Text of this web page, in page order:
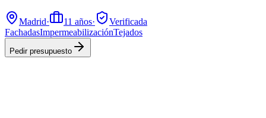
Madrid· 11 años·
Verificada
FachadasImpermeabilizaciónTejados
Pedir presupuesto